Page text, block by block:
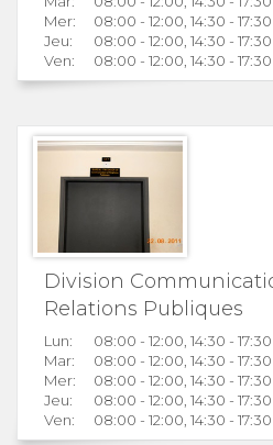
Mer:
08:00 - 12:00, 14:30 - 17:30
Jeu:
08:00 - 12:00, 14:30 - 17:30
Ven:
08:00 - 12:00, 14:30 - 17:30
Division
Relations Publiques
Lun:
08:00 - 12:00, 14:30 - 17:30
Mar:
08:00 - 12:00, 14:30 - 17:30
Mer:
08:00 - 12:00, 14:30 - 17:30
Jeu:
08:00 - 12:00, 14:30 - 17:30
Ven:
08:00 - 12:00, 14:30 - 17:30